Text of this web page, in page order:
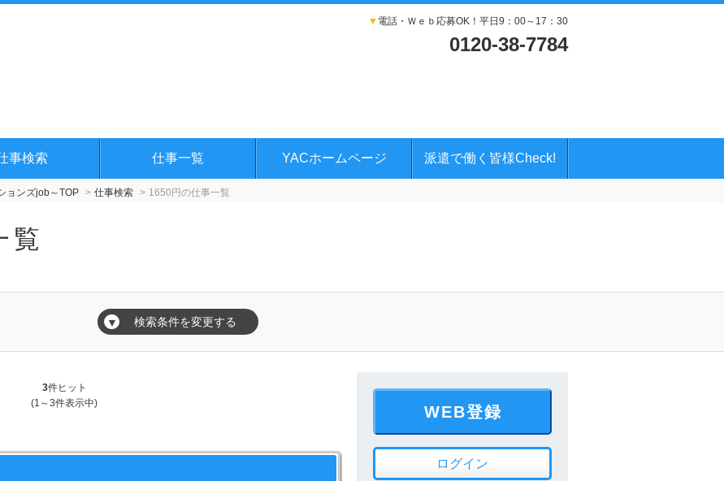
▼ 電話・Ｗｅｂ応募OK！平日9：00～17：30
0120-38-7784
事検索 仕事一覧 YACホームページ 派遣で働く皆様Check!
ョンズjob～TOP 仕事検索 1650円の仕事一覧
覧
▼ 検索条件を変更する
3件ヒット
(1～3件表示中)
WEB登録
ログイン